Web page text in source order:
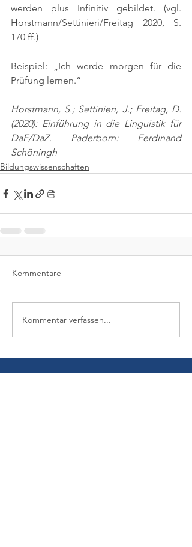
werden plus Infinitiv gebildet. (vgl.
Horstmann/Settinieri/Freitag 2020, S.
170 ff.)
Beispiel: „Ich werde morgen für die
Prüfung lernen.“
Horstmann, S.; Settinieri, J.; Freitag, D.
(2020): Einführung in die Linguistik für
DaF/DaZ. Paderborn: Ferdinand
Schöningh
Bildungswissenschaften
Kommentare
Kommentar verfassen...